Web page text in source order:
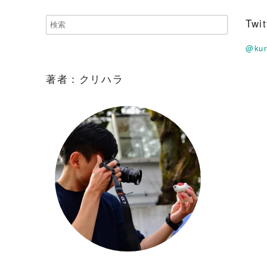
著者：クリハラ